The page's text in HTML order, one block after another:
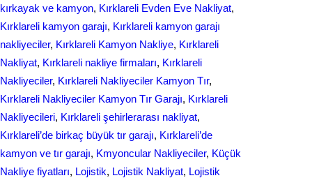
kırkayak ve kamyon, Kırklareli Evden Eve Nakliyat
Kırklareli kamyon garajı, Kırklareli kamyon garajı
nakliyeciler, Kırklareli Kamyon Nakliye, Kırklareli
Nakliyat, Kırklareli nakliye firmaları, Kırklareli
Nakliyeciler, Kırklareli Nakliyeciler Kamyon Tır
Kırklareli Nakliyeciler Kamyon Tır Garajı, Kırklareli
Nakliyecileri, Kırklareli şehirlerarası nakliyat
Kırklareli’de birkaç büyük tır garajı, Kırklareli’de
kamyon ve tır garajı, Kmyoncular Nakliyeciler, Küçük
Nakliye fiyatları, Lojistik, Lojistik Nakliyat, Lojistik